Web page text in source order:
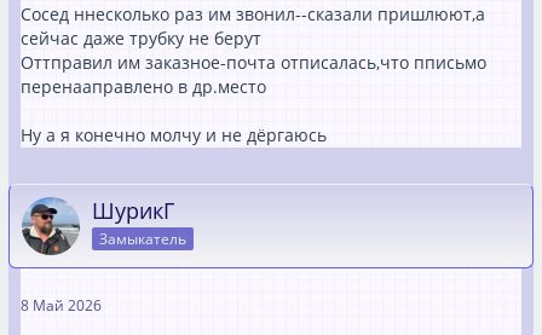
Сосед ннесколько раз им звонил--сказали пришлюют,а
сейчас даже трубку не берут
Оттправил им заказное-почта отписалась,что пписьмо
перенааправлено в др.место
Ну а я конечно молчу и не дёргаюсь
ШурикГ
Замыкатель
8 Май 2026